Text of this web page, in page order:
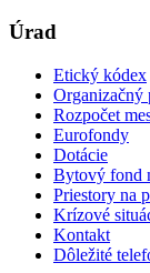
Úrad
Etický kódex
Organizačný
Rozpočet
Eurofondy
Dotácie
Bytový fond
Priestory na
Krízové
Kontakt
Dôležité